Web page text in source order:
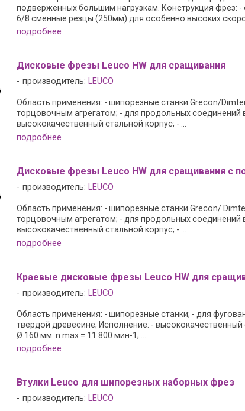
подверженных большим нагрузкам. Конструкция фрез:
6/8 сменные резцы (250мм) для особенно высоких
подробнее
Дисковые фрезы Leuco HW для сращивания
производитель: LEUCO
Область применения: - шипорезные станки Grecon/
торцовочным агрегатом; - для продольных соединений
высококачественный стальной корпус; - ...
подробнее
Дисковые фрезы Leuco HW для сращивания с
производитель: LEUCO
Область применения: - шипорезные станки Grecon/
торцовочным агрегатом; - для продольных соединений
высококачественный стальной корпус; - ...
подробнее
Краевые дисковые фрезы Leuco HW для
производитель: LEUCO
Область применения: - шипорезные станки; - для
твердой древесине; Исполнение: -
Ø 160 мм: n max = 11 800 мин-1; ...
подробнее
Втулки Leuco для шипорезных наборных фрез
производитель: LEUCO